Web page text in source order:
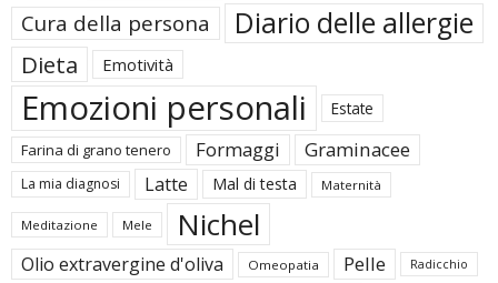
Cura della persona Diario delle allergie
Dieta Emotività
Emozioni personali Estate
Farina di grano tenero Formaggi Graminacee
La mia diagnosi Latte Mal di testa Maternità
Meditazione Mele Nichel
Olio extravergine d'oliva Omeopatia Pelle Radicchio